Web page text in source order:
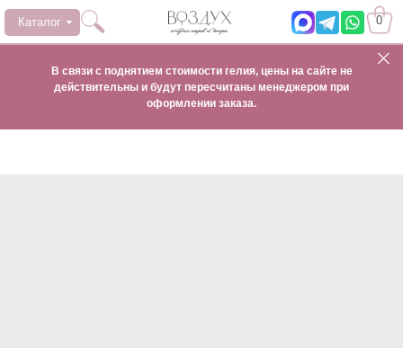
0
Каталог
В связи с поднятием стоимости гелия, цены на сайте не
действительны и будут пересчитаны менеджером при
оформлении заказа.